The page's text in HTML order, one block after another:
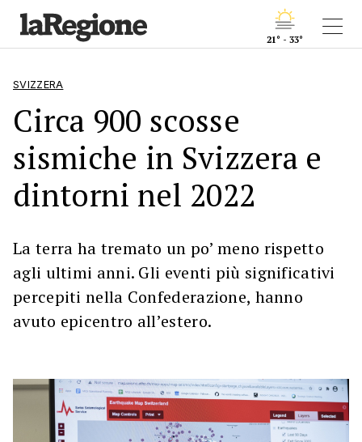
21° - 33°
SVIZZERA
Circa 900 scosse
sismiche in Svizzera e
dintorni nel 2022
La terra ha tremato un po’ meno rispetto
agli ultimi anni. Gli eventi più significativi
percepiti nella Confederazione, hanno
avuto epicentro all’estero.